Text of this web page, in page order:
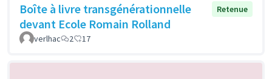
Boîte à livre transgénérationnelle
devant Ecole Romain Rolland
Retenue
verlhac 2 17